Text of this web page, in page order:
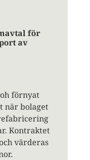
för
av
förnyat
när bolaget
Kontraktet
värderas